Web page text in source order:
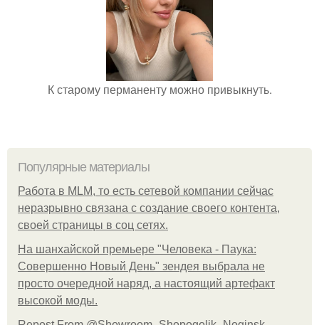
К старому перманенту можно привыкнуть.
Популярные материалы
Работа в MLM, то есть сетевой компании сейчас
неразрывно связана с создание своего контента,
своей страницы в соц сетях.
На шанхайской премьере "Человека - Паука:
Совершенно Новый День" зендея выбрала не
просто очередной наряд, а настоящий артефакт
высокой моды.